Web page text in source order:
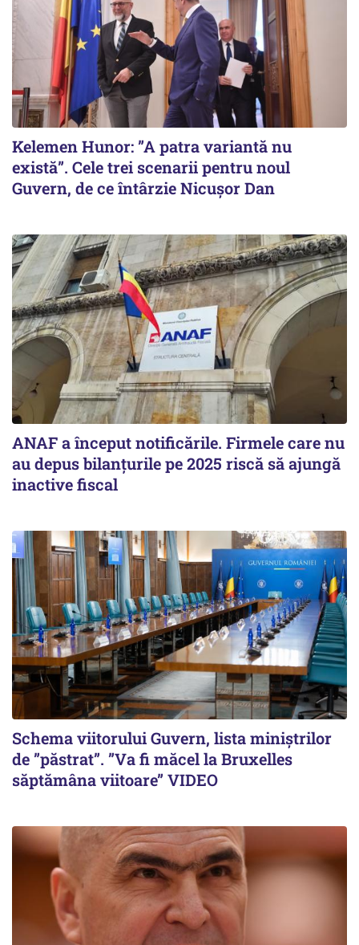
Kelemen Hunor: ”A patra variantă nu
există”. Cele trei scenarii pentru noul
Guvern, de ce întârzie Nicușor Dan
ANAF a început notificările. Firmele care nu
au depus bilanțurile pe 2025 riscă să ajungă
inactive fiscal
Schema viitorului Guvern, lista miniștrilor
de ”păstrat”. ”Va fi măcel la Bruxelles
săptămâna viitoare” VIDEO